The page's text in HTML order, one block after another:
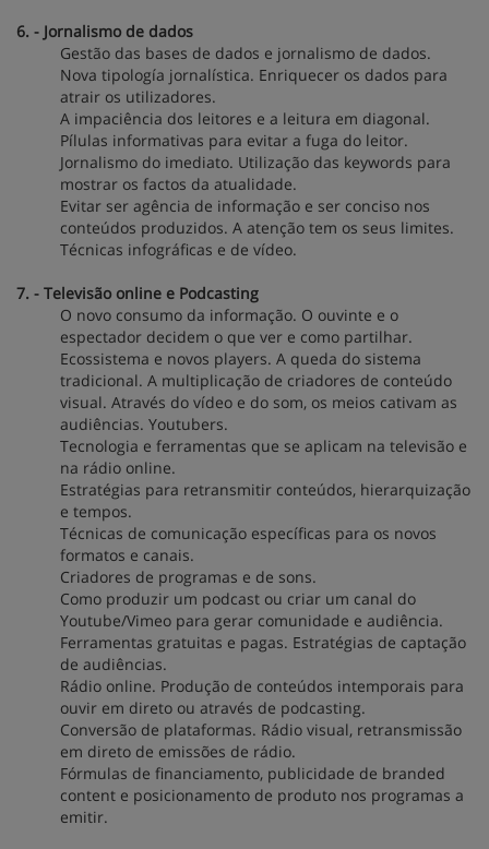
6. - Jornalismo de dados
Gestão das bases de dados e jornalismo de dados.
Nova tipología jornalística. Enriquecer os dados para
atrair os utilizadores.
A impaciência dos leitores e a leitura em diagonal.
Pílulas informativas para evitar a fuga do leitor.
Jornalismo do imediato. Utilização das keywords para
mostrar os factos da atualidade.
Evitar ser agência de informação e ser conciso nos
conteúdos produzidos. A atenção tem os seus limites.
Técnicas infográficas e de vídeo.
7. - Televisão online e Podcasting
O novo consumo da informação. O ouvinte e o
espectador decidem o que ver e como partilhar.
Ecossistema e novos players. A queda do sistema
tradicional. A multiplicação de criadores de conteúdo
visual. Através do vídeo e do som, os meios cativam as
audiências. Youtubers.
Tecnologia e ferramentas que se aplicam na televisão e
na rádio online.
Estratégias para retransmitir conteúdos, hierarquização
e tempos.
Técnicas de comunicação específicas para os novos
formatos e canais.
Criadores de programas e de sons.
Como produzir um podcast ou criar um canal do
Youtube/Vimeo para gerar comunidade e audiência.
Ferramentas gratuitas e pagas. Estratégias de captação
de audiências.
Rádio online. Produção de conteúdos intemporais para
ouvir em direto ou através de podcasting.
Conversão de plataformas. Rádio visual, retransmissão
em direto de emissões de rádio.
Fórmulas de financiamento, publicidade de branded
content e posicionamento de produto nos programas a
emitir.